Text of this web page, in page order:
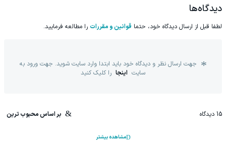
دیدگاه‌ها
لطفا قبل از ارسال دیدگاه خود، حتما قوانین و مقررات را مطالعه فرمایید.
جهت ارسال نظر و دیدگاه خود باید ابتدا وارد سایت شوید. جهت ورود به
سایت اینجا را کلیک کنید
15 دیدگاه بر اساس محبوب ترین
مشاهده بیشتر